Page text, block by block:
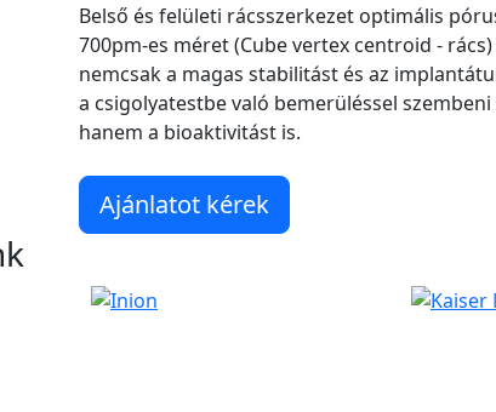
Belső és felületi rácsszerkezet optimális
700pm-es méret (Cube vertex centroid -
nemcsak a magas stabilitást és az
a csigolyatestbe való bemerüléssel
hanem a bioaktivitást is.
Ajánlatot kérek